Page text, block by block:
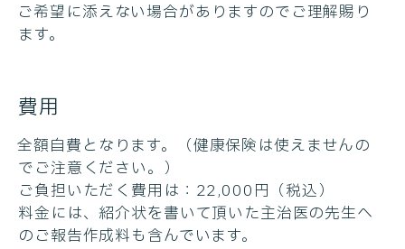
ご希望に添えない場合がありますのでご理解賜り
ます。
費用
全額自費となります。（健康保険は使えませんの
でご注意ください。）
ご負担いただく費用は：22,000円（税込）
料金には、紹介状を書いて頂いた主治医の先生へ
のご報告作成料も含んでいます。